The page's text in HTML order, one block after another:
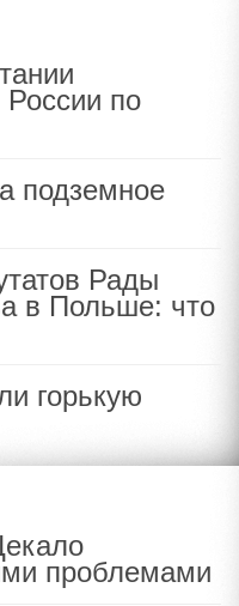
по
подземное
Рады
в Польше: что
горькую
проблемами